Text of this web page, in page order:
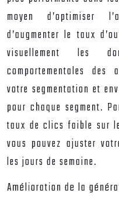
moyen d’optimiser
d’augmenter le taux
visuellement les
comportementales des
votre segmentation et
pour chaque segment.
taux de clics faible sur
vous pouvez ajuster
les jours de semaine.
Amélioration de la